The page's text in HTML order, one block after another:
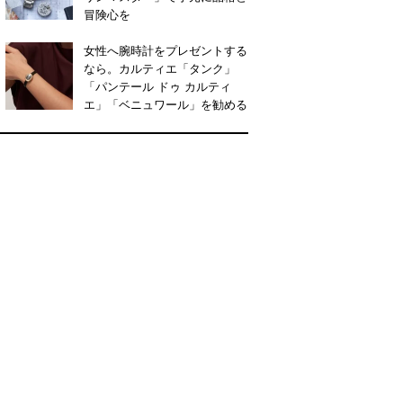
冒険心を
女性へ腕時計をプレゼントする
なら。カルティエ「タンク」
「パンテール ドゥ カルティ
エ」「ベニュワール」を勧める